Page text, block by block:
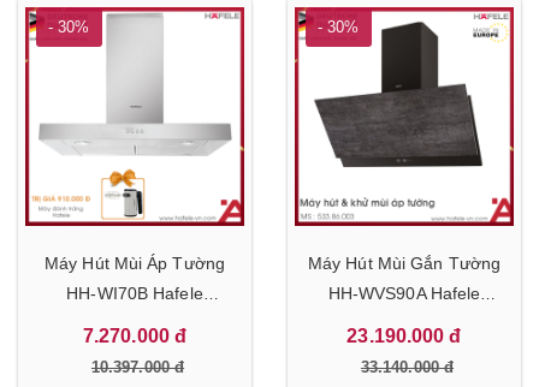
- 30%
Máy Hút Mùi Áp Tường
HH-WI70B Hafele
539.81.168
7.270.000 đ
10.397.000 đ
- 30%
Máy Hút Mùi Gắn Tường
HH-WVS90A Hafele
533.86.003
23.190.000 đ
33.140.000 đ